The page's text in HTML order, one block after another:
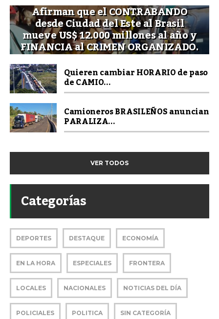
Afirman que el CONTRABANDO
desde Ciudad del Este al Brasil
mueve US$ 12.000 millones al año y
FINANCIA al CRIMEN ORGANIZADO.
Quieren cambiar HORARIO de paso
de CAMIO...
Camioneros BRASILEÑOS anuncian
PARALIZA...
VER TODOS
Categorías
DEPORTES DESTAQUE ECONOMÍA
EN LA HORA ESPECIALES FRONTERA
LOCALES NACIONALES NOTICIAS DEL DÍA
POLICIALES POLITICA SIN CATEGORÍA